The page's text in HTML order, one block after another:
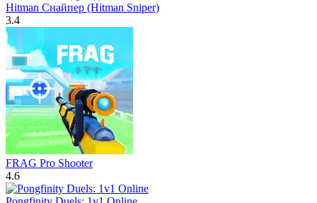
Hitman Снайпер (Hitman Sniper)
3.4
FRAG Pro Shooter
4.6